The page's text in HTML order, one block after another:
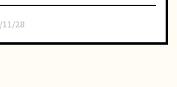
11/28